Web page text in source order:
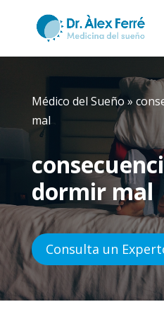
Médico del Sueño»
mal
dormir mal
Consulta un